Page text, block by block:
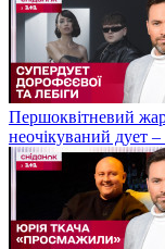
Першоквітневий
неочікуваний дует